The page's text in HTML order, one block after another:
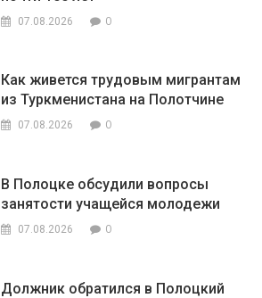
07.08.2026 0
Как живется трудовым мигрантам
из Туркменистана на Полотчине
07.08.2026 0
В Полоцке обсудили вопросы
занятости учащейся молодежи
07.08.2026 0
Должник обратился в Полоцкий